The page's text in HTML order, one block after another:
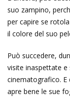
suo zampino,
per capire se
il colore del suo
Può succedere,
visite inaspettate
cinematografico. E
apre bene le sue